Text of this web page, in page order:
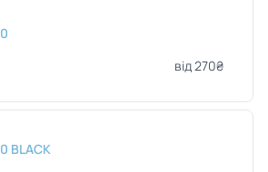
від 270₴
BLACK